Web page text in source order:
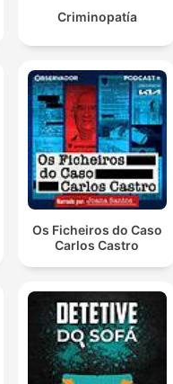
Criminopatía
Os Ficheiros do Caso
Carlos Castro